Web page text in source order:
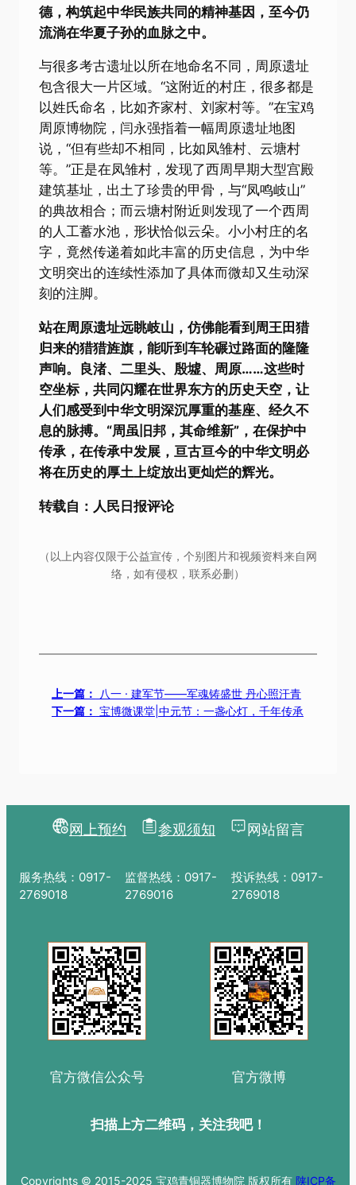
德，构筑起中华民族共同的精神基因，至今仍
流淌在华夏子孙的血脉之中。
与很多考古遗址以所在地命名不同，周原遗址
包含很大一片区域。“这附近的村庄，很多都是
以姓氏命名，比如齐家村、刘家村等。”在宝鸡
周原博物院，闫永强指着一幅周原遗址地图
说，“但有些却不相同，比如凤雏村、云塘村
等。”正是在凤雏村，发现了西周早期大型宫殿
建筑基址，出土了珍贵的甲骨，与“凤鸣岐山”
的典故相合；而云塘村附近则发现了一个西周
的人工蓄水池，形状恰似云朵。小小村庄的名
字，竟然传递着如此丰富的历史信息，为中华
文明突出的连续性添加了具体而微却又生动深
刻的注脚。
站在周原遗址远眺岐山，仿佛能看到周王田猎
归来的猎猎旌旗，能听到车轮碾过路面的隆隆
声响。良渚、二里头、殷墟、周原……这些时
空坐标，共同闪耀在世界东方的历史天空，让
人们感受到中华文明深沉厚重的基座、经久不
息的脉搏。“周虽旧邦，其命维新”，在保护中
传承，在传承中发展，亘古亘今的中华文明必
将在历史的厚土上绽放出更灿烂的辉光。
转载自：人民日报评论
（以上内容仅限于公益宣传，个别图片和视频资料来自网
络，如有侵权，联系必删）
上一篇： 八一 · 建军节——军魂铸盛世 丹心照汗青
下一篇： 宝博微课堂|中元节：一盏心灯，千年传承
网上预约 参观须知 网站留言
服务热线：0917-
2769018
监督热线：0917-
2769016
投诉热线：0917-
2769018
官方微信公众号 官方微博
扫描上方二维码，关注我吧！
Copyrights © 2015-2025 宝鸡青铜器博物院 版权所有 陕ICP备